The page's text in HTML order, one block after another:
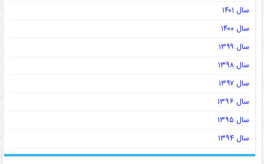
سال ۱۴۰۱
سال ۱۴۰۰
سال ۱۳۹۹
سال ۱۳۹۸
سال ۱۳۹۷
سال ۱۳۹۶
سال ۱۳۹۵
سال ۱۳۹۴